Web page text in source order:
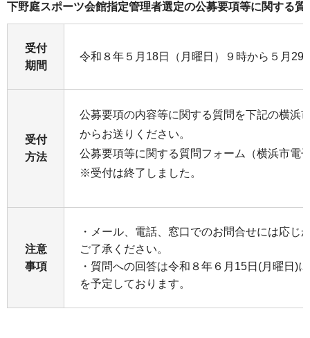
下野庭スポーツ会館指定管理者選定の公募要項等に関する質
受付
期間
令和８年５月18日（月曜日）９時から５月29
受付
方法
公募要項の内容等に関する質問を下記の横浜
からお送りください。
公募要項等に関する質問フォーム（横浜市
※受付は終了しました。
注意
事項
・メール、電話、窓口でのお問合せには応じ
ご了承ください。
・質問への回答は令和８年６月15日(月曜日)
を予定しております。